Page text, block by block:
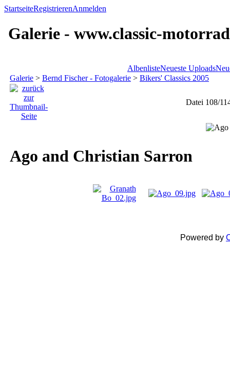
StartseiteRegistrierenAnmelden
Galerie - www.classic-
AlbenlisteNeueste Uploads
Galerie > Bernd Fischer - Fotogalerie > Bikers' Classics 2005
Datei 108/
Ago and Christian Sarron
Powered by